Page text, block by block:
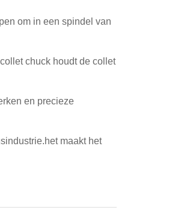
om in een spindel van
chuck houdt de collet
en precieze
maakt het